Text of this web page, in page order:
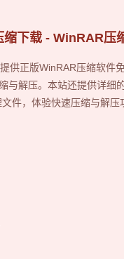
下载 - WinRAR压
供正版WinRAR压缩软件
与解压。本站还提供详细
件，体验快速压缩与解压